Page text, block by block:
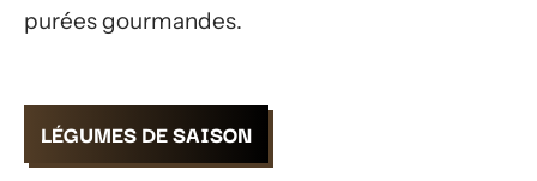
purées gourmandes.
LÉGUMES DE SAISON